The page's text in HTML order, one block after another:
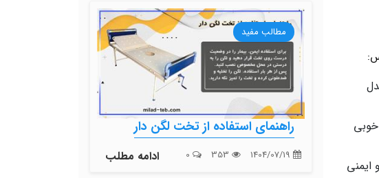
ایمنی
مطالب مفید
راهنمای استفاده از تخت لگن دار
ادامه مطلب